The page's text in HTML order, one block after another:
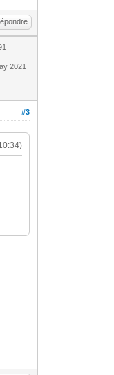
2021
#3